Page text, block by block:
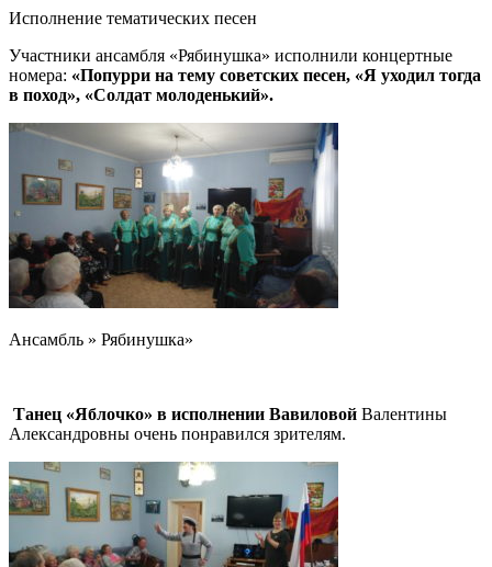
Исполнение тематических песен
Участники ансамбля «Рябинушка» исполнили концертные
номера: «Попурри на тему советских песен, «Я уходил тогда
в поход», «Солдат молоденький».
Ансамбль » Рябинушка»
Танец «Яблочко» в исполнении Вавиловой Валентины
Александровны очень понравился зрителям.